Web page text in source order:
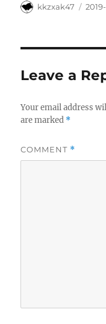
Author
kkzxak47
Leave a
Your email address
are marked *
COMMENT *